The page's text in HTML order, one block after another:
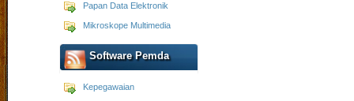
Papan Data Elektronik
Mikroskope Multimedia
Software Pemda
Kepegawaian